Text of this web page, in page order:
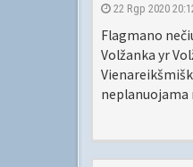
22 Rgp 2020
Flagmano
Volžanka yr
neplanuojama